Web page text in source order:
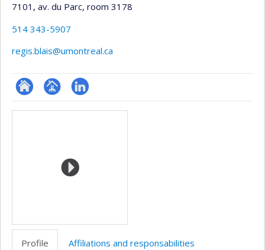
7101, av. du Parc, room 3178
514 343-5907
regis.blais@umontreal.ca
ResearchGate
Page LinkedIn
Media
Profile Affiliations and responsabilities